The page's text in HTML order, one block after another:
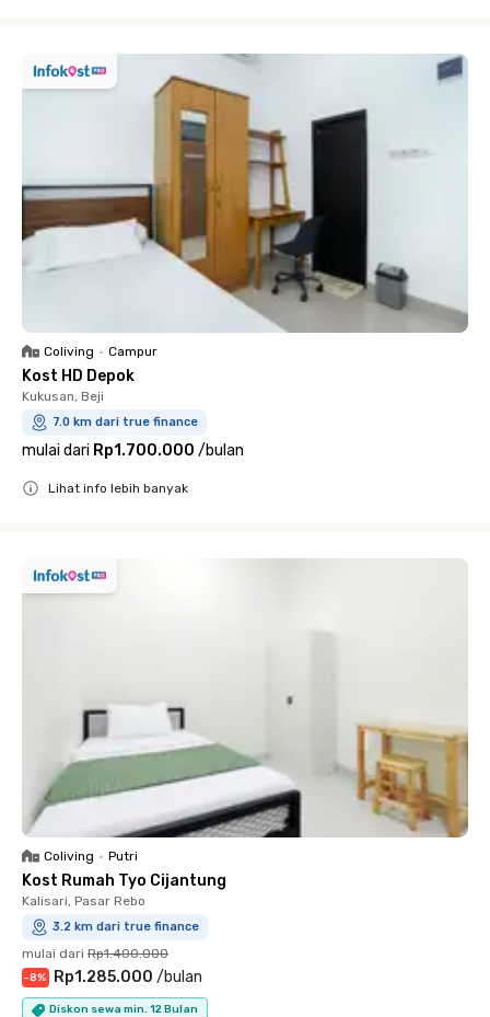
Coliving • Campur
Kost HD Depok
Kukusan, Beji
7.0 km dari true finance
mulai dari Rp1.700.000 /bulan
Lihat info lebih banyak
Coliving • Putri
Kost Rumah Tyo Cijantung
Kalisari, Pasar Rebo
3.2 km dari true finance
mulai dari Rp1.400.000
-8% Rp1.285.000 /bulan
Diskon sewa min. 12 Bulan